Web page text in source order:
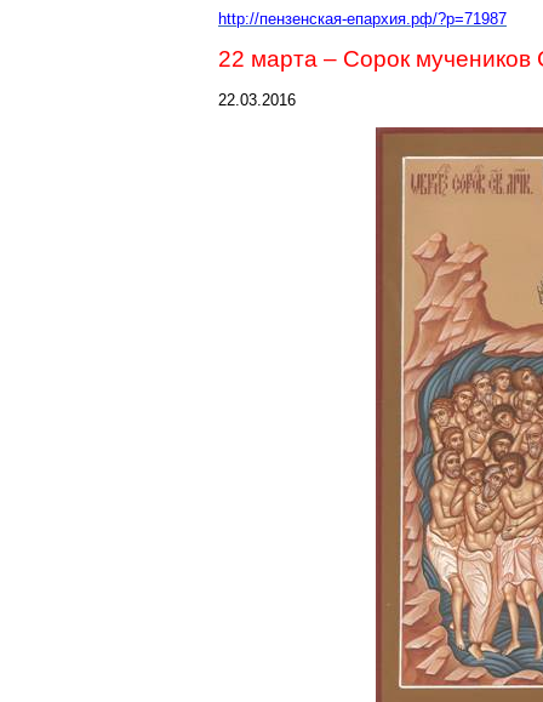
http://пензенская-епархия.рф/?p=71987
22 марта – Сорок мучеников
22.03.2016